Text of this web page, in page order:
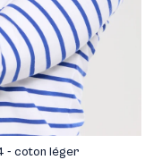
- coton léger